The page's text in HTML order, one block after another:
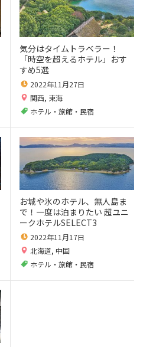
気分はタイムトラベラー！
「時空を超えるホテル」おす
すめ5選
2022年11月27日
関西, 東海
ホテル・旅館・民宿
お城や氷のホテル、無人島ま
で！一度は泊まりたい 超ユニ
ークホテルSELECT3
2022年11月17日
北海道, 中国
ホテル・旅館・民宿